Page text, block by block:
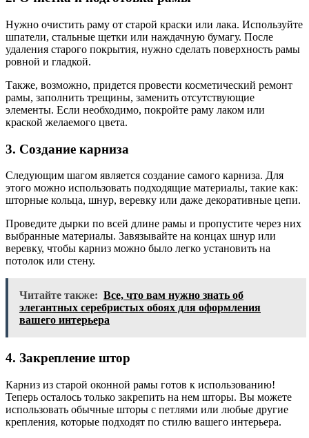
Нужно очистить раму от старой краски или лака. Используйте
шпатели, стальные щетки или наждачную бумагу. После
удаления старого покрытия, нужно сделать поверхность рамы
ровной и гладкой.
Также, возможно, придется провести косметический ремонт
рамы, заполнить трещины, заменить отсутствующие
элементы. Если необходимо, покройте раму лаком или
краской желаемого цвета.
3. Создание карниза
Следующим шагом является создание самого карниза. Для
этого можно использовать подходящие материалы, такие как:
шторные кольца, шнур, веревку или даже декоративные цепи.
Проведите дырки по всей длине рамы и пропустите через них
выбранные материалы. Завязывайте на концах шнур или
веревку, чтобы карниз можно было легко установить на
потолок или стену.
Читайте также: Все, что вам нужно знать об
элегантных серебристых обоях для оформления
вашего интерьера
4. Закрепление штор
Карниз из старой оконной рамы готов к использованию!
Теперь осталось только закрепить на нем шторы. Вы можете
использовать обычные шторы с петлями или любые другие
крепления, которые подходят по стилю вашего интерьера.